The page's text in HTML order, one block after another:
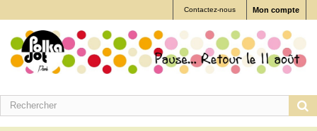
Mon compte
Contactez-nous